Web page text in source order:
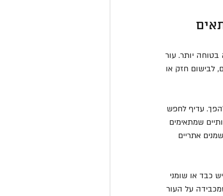
יותר. עור
לבישום חזק או
עדיף לחפש
שמתאימים
אתריים
כבד או שומני
על העור